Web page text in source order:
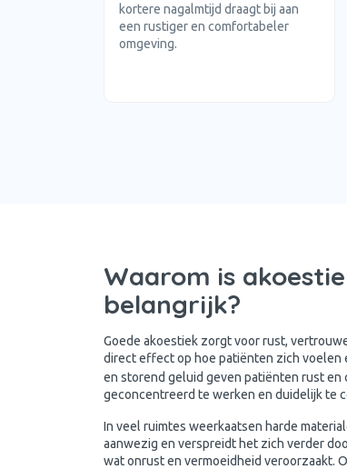
kortere nagalmtijd draagt bij aan
een rustiger en comfortabeler
omgeving.
Waarom is
belangrijk?
Goede akoestiek zorgt voor rust,
direct effect op hoe patiënten zich voelen
en storend geluid geven patiënten rust
geconcentreerd te werken en duidelijk te
In veel ruimtes weerkaatsen harde
aanwezig en verspreidt het zich verder
wat onrust en vermoeidheid veroorzaakt.